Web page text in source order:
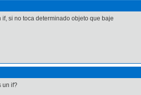
if, si no toca determinado objeto que baje
un if?